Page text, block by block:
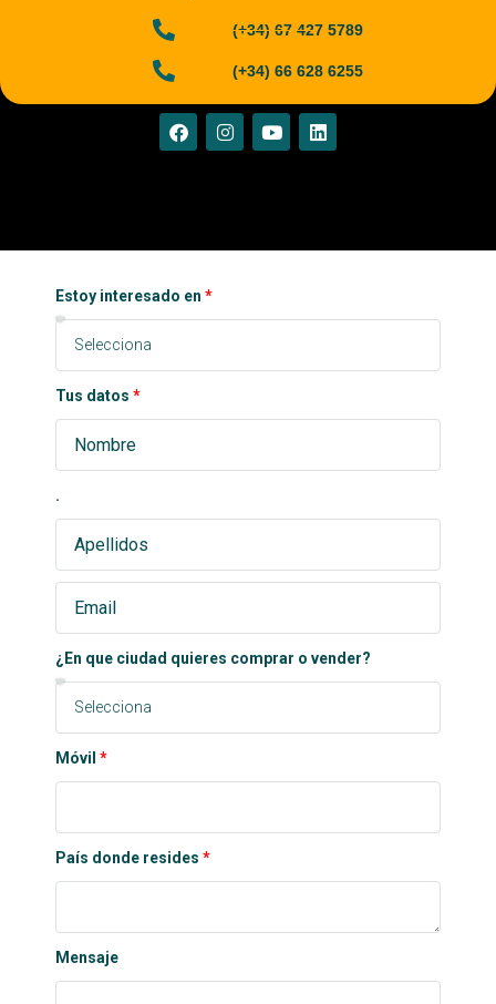
(+34) 67 427 5789
(+34) 66 628 6255
Estoy interesado en
Tus datos
.
¿En que ciudad quieres comprar o vender?
Móvil
País donde resides
Mensaje